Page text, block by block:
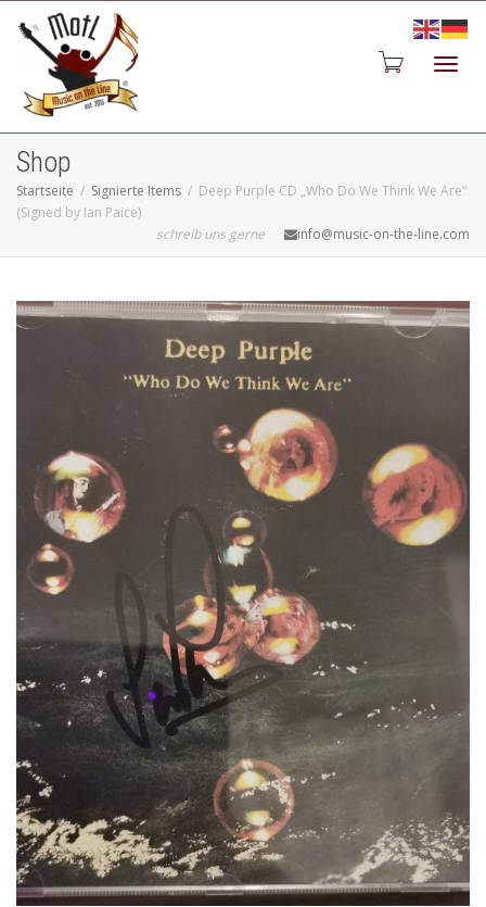
Shop
Startseite Signierte Items
Deep Purple CD „Who Do We Think We Are“
(Signed by Ian Paice)
schreib uns gerne
info@music-on-the-line.com